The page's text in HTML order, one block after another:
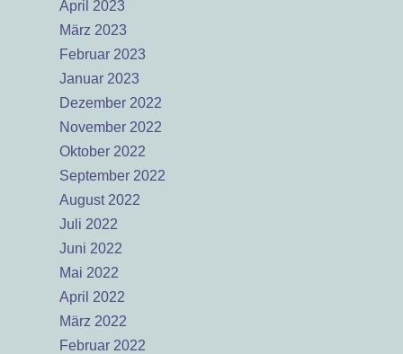
April 2023
März 2023
Februar 2023
Januar 2023
Dezember 2022
November 2022
Oktober 2022
September 2022
August 2022
Juli 2022
Juni 2022
Mai 2022
April 2022
März 2022
Februar 2022